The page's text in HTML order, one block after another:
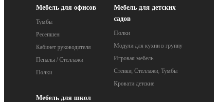
Мебель для офисов
Тумбы
Ресепшен
Кабинет руководителя
Пеналы / Стеллажи
Полки
Мебель для детских
садов
Полки
Модули для кухни в группу
Игровая мебель
Стенки, Стеллажи, Тумбы
Кровати детские
Мебель для школ